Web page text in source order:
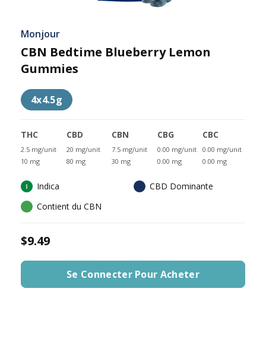
Monjour
CBN Bedtime Blueberry Lemon
Gummies
4x4.5g
THC
2.5 mg/unit
10 mg
CBD
20 mg/unit
80 mg
CBN
7.5 mg/unit
30 mg
CBG
0.00 mg/unit
0.00 mg
CBC
0.00 mg/unit
0.00 mg
Indica
CBD Dominante
Contient du CBN
$9.49
Se Connecter Pour Acheter